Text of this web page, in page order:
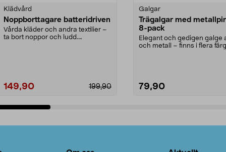
Klädvård
Noppborttagare batteridriven
Vårda kläder och andra textilier –
ta bort noppor och ludd.
199,90
149,90
Galgar
Trägalgar med
8-pack
Elegant och gedigen galge
och metall – finns i flera
79,90